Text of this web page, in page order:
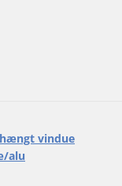
vindue
alu